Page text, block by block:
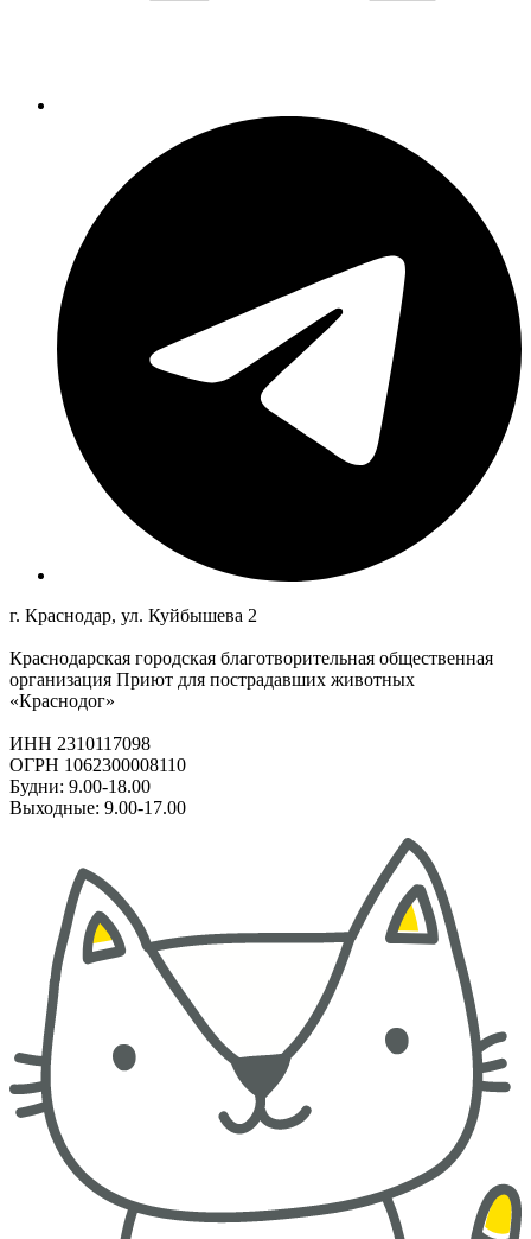
г. Краснодар, ул. Куйбышева 2
Краснодарская городская благотворительная общественная
организация Приют для пострадавших животных
«Краснодог»
ИНН 2310117098
ОГРН 1062300008110
Будни: 9.00-18.00
Выходные: 9.00-17.00